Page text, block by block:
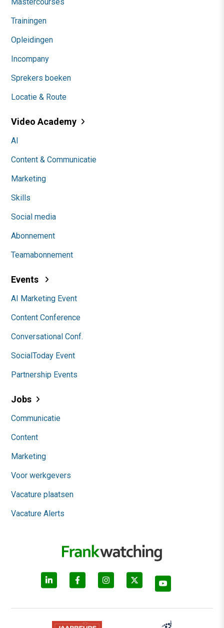
Trainingen
Opleidingen
Incompany
Sprekers boeken
Locatie & Route
Video Academy
AI
Content & Communicatie
Marketing
Skills
Social media
Abonnement
Teamabonnement
Events
AI Marketing Event
Content Conference
Conversational Conf.
SocialToday Event
Partnership Events
Jobs
Communicatie
Content
Marketing
Voor werkgevers
Vacature plaatsen
Vacature Alerts